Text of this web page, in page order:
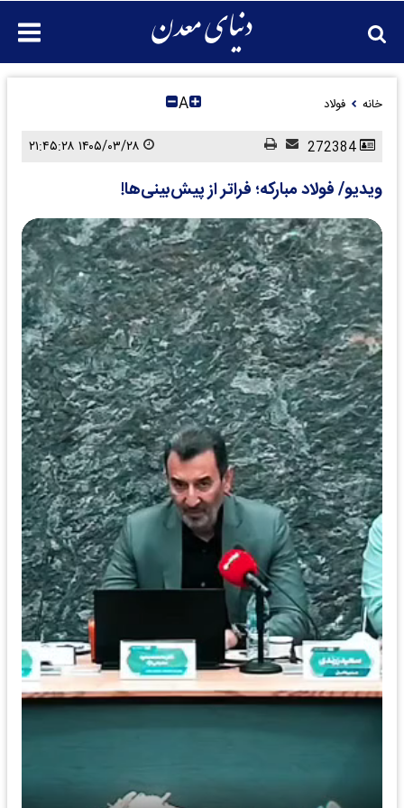
خانه فولاد A
ویدیو/ فولاد مبارکه؛ فراتر از پیش‌بینی‌ها!